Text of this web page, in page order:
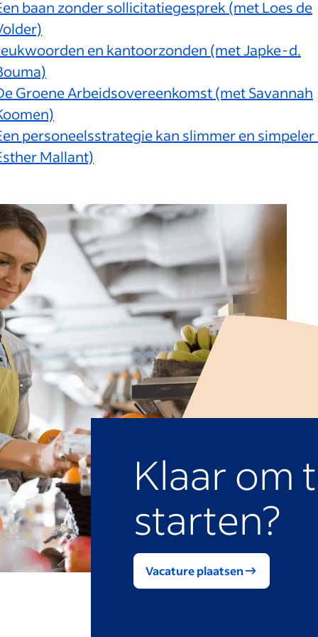
baan zonder sollicitatiegesprek (met Loes de
en kantoorzonden (met Japke-d.
Groene Arbeidsovereenkomst (met Savannah
personeelsstrategie kan slimmer en
Mallant)
Klaar om
starten?
Vacature plaatsen